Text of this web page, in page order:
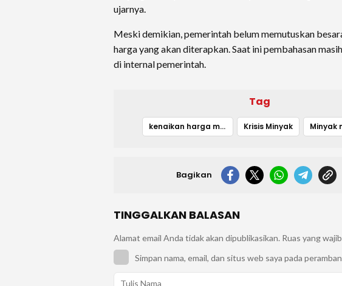
ujarnya.
Meski demikian, pemerintah belum memutuskan
harga yang akan diterapkan. Saat ini pembahasan
di internal pemerintah.
Tag
kenaikan harga minyak Krisis Minyak Minyak
Bagikan
TINGGALKAN BALASAN
Alamat email Anda tidak akan dipublikasikan. Ruas yang
Simpan nama, email, dan situs web saya pada